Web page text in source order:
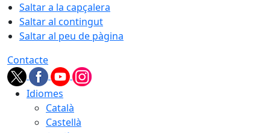
Saltar a la capçalera
Saltar al contingut
Saltar al peu de pàgina
Contacte
Idiomes
Català
Castellà